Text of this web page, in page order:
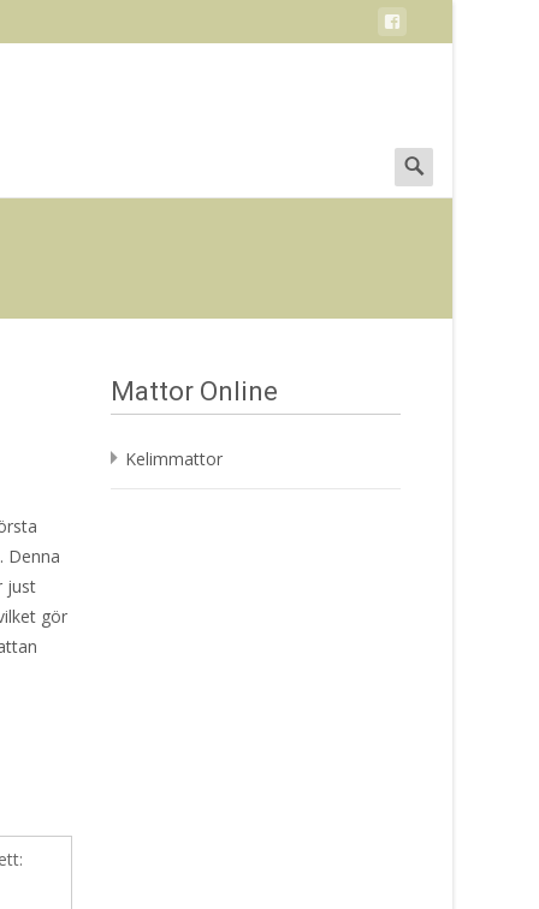
Search
for:
Denna
just
gör
Mattor Online
Kelimmattor